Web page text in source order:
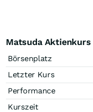
Matsuda Aktienkurs
Börsenplatz
Letzter Kurs
Performance
Kurszeit